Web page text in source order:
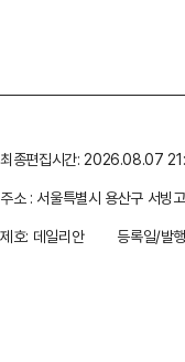
최종편집시간: 2026.08.07
주소 : 서울특별시 용산구 서빙
제호: 데일리안
등록일/발